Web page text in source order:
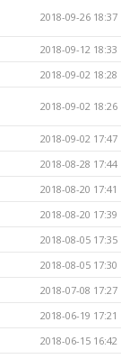
2018-09-26 18:37
2018-09-12 18:33
2018-09-02 18:28
2018-09-02 18:26
2018-09-02 17:47
2018-08-28 17:44
2018-08-20 17:41
2018-08-20 17:39
2018-08-05 17:35
2018-08-05 17:30
2018-07-08 17:27
2018-06-19 17:21
2018-06-15 16:42